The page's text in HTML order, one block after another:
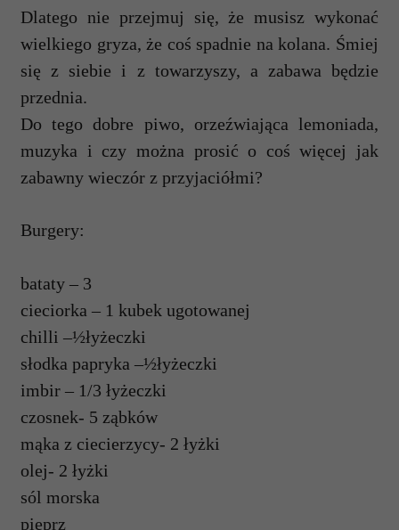
Dlatego nie przejmuj się, że musisz wykonać
wielkiego gryza, że coś spadnie na kolana. Śmiej
się z siebie i z towarzyszy, a zabawa będzie
przednia.
Do tego dobre piwo, orzeźwiająca lemoniada,
muzyka i czy można prosić o coś więcej jak
zabawny wieczór z przyjaciółmi?
Burgery:
bataty – 3
cieciorka – 1 kubek ugotowanej
chilli –½łyżeczki
słodka papryka –½łyżeczki
imbir – 1/3 łyżeczki
czosnek- 5 ząbków
mąka z ciecierzycy- 2 łyżki
olej- 2 łyżki
sól morska
pieprz